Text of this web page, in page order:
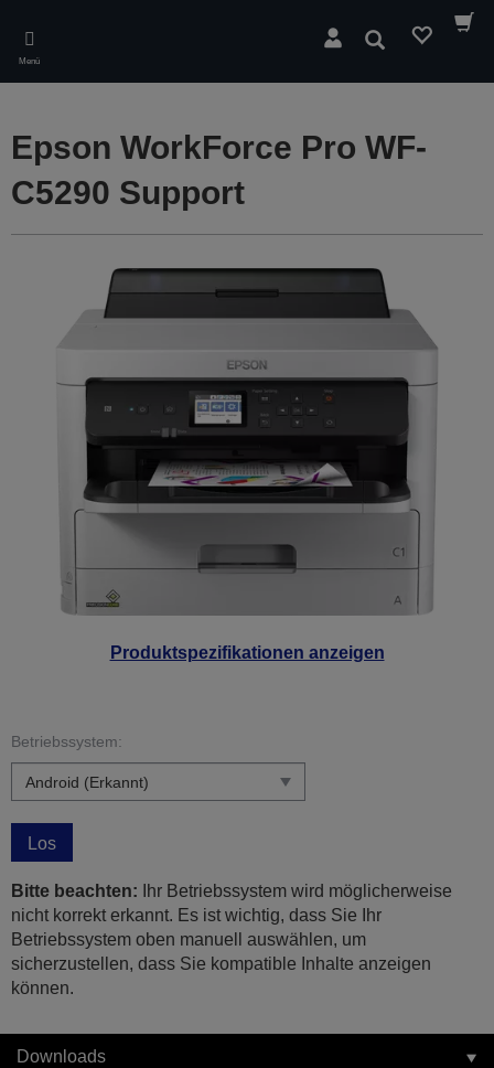
main
content
Menü
Suchen
Produktspezifikationen anzeigen
Epson WorkForce Pro WF-
C5290 Support
Betriebssystem:
Los
Bitte beachten: Ihr Betriebssystem wird möglicherweise
nicht korrekt erkannt. Es ist wichtig, dass Sie Ihr
Betriebssystem oben manuell auswählen, um
sicherzustellen, dass Sie kompatible Inhalte anzeigen
können.
Downloads